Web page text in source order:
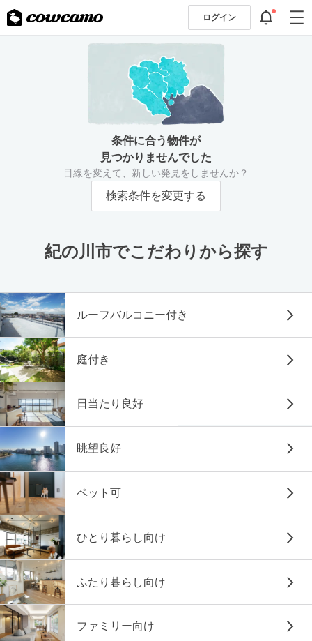
ログイン
条件に合う物件が
見つかりませんでした
目線を変えて、新しい発見をしませんか？
検索条件を変更する
紀の川市でこだわりから探す
ルーフバルコニー付き
庭付き
日当たり良好
眺望良好
ペット可
ひとり暮らし向け
ふたり暮らし向け
ファミリー向け